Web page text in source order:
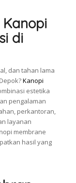
Kanopi
di
dan tahan lama
Kanopi
estetika
pengalaman
perkantoran,
layanan
membrane
hasil yang